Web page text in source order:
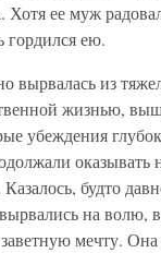
Хотя ее муж
гордился ею.
вырвалась из
жизнью,
убеждения
оказывать
будто
на волю,
мечту. Она